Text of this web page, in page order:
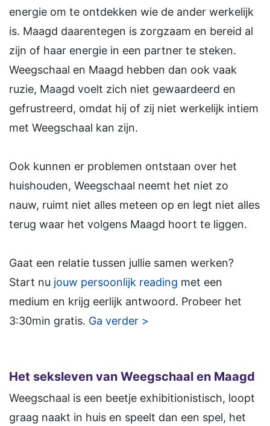
energie om te ontdekken wie de ander werkelijk
is. Maagd daarentegen is zorgzaam en bereid al
zijn of haar energie in een partner te steken.
Weegschaal en Maagd hebben dan ook vaak
ruzie, Maagd voelt zich niet gewaardeerd en
gefrustreerd, omdat hij of zij niet werkelijk intiem
met Weegschaal kan zijn.
Ook kunnen er problemen ontstaan over het
huishouden, Weegschaal neemt het niet zo
nauw, ruimt niet alles meteen op en legt niet alles
terug waar het volgens Maagd hoort te liggen.
Gaat een relatie tussen jullie samen werken?
Start nu jouw persoonlijk reading met een
medium en krijg eerlijk antwoord. Probeer het
3:30min gratis. Ga verder >
Het seksleven van Weegschaal en Maagd
Weegschaal is een beetje exhibitionistisch, loopt
graag naakt in huis en speelt dan een spel, het